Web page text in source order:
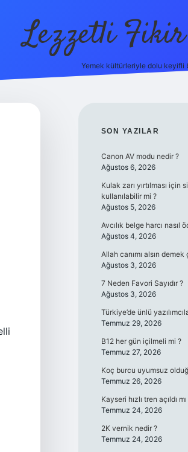
Lezzetli Fikir
Yemek kültürleriyle dolu keyifli
SON YAZILAR
Canon AV modu nedir ?
Ağustos 6, 2026
Kulak zarı yırtılması için
kullanılabilir mi ?
Ağustos 5, 2026
Avcılık belge harcı nasıl
Ağustos 4, 2026
Allah canımı alsın demek
Ağustos 3, 2026
7 Neden Favori Sayıdır ?
Ağustos 3, 2026
Türkiye’de ünlü
Temmuz 29, 2026
B12 her gün içilmeli mi ?
Temmuz 27, 2026
Koç burcu uyumsuz
Temmuz 26, 2026
Kayseri hızlı tren açıldı mı
Temmuz 24, 2026
2K vernik nedir ?
Temmuz 24, 2026